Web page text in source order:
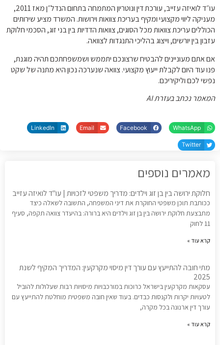
עו״ד לואיזה עזייב, עורכת דין ונוטריון המתמחה בתחום הנדל״ן מאז 2011,
מעניקה ליווי מקצועי ומקיף בעריכת צוואות וירושות. המשרד מציע שירותים
הכוללים עריכת צוואות מכל הסוגים, צוואות הדדיות בין בני זוג, הסכמי חלוקת
עזבון בין יורשים, וייצוג בהליכי התנגדות לצוואה.
אם אתם מעוניינים להבטיח שרצונכם יתממש ושמשפחתכם תהיה מוגנת,
פנו עוד היום לקבלת ייעוץ מקצועי. צוואה שנערכה נכון היא מתנה של שקט
נפשי לכם וליקיריכם.
המאמר נכתב בעזרת AI
WhatsApp
Facebook
Email
LinkedIn
Twitter
מאמרים נוספים
חלוקת ירושה בין בן זוג וילדים: מדריך משפטי לזכויות | עו"ד לואיזה עזייב
ככותבת תוכן משפטי החוקרת את דיני המשפחה, התשובה לשאלה כיצד
מתבצעת חלוקת ירושה בין בן זוג וילדים היא ברורה: בהיעדר צוואה תקפה, סעיף
11 לחוק
קרא עוד »
מתי חובה להתייעץ עם עורך דין מיסוי מקרקעין: המדריך המקיף לשנת
2025
עסקאות מקרקעין בישראל כרוכות במורכבויות מיסויות רבות שעלולות להוביל
לטעויות יקרות ולקנסות כבדים. בעוד שאין חובה משפטית מוחלטת להתייעץ עם
עורך דין ארנונה בכל מקרה,
קרא עוד »